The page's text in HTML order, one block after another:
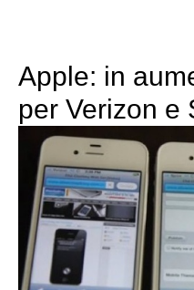
Apple: in
per Verizon e